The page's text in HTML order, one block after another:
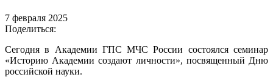
7 февраля 2025
Поделиться:
Сегодня в Академии ГПС МЧС России состоялся семинар
«Историю Академии создают личности», посвященный Дню
российской науки.